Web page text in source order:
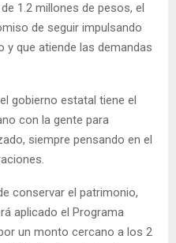
1.2 millones de pesos, el
de seguir impulsando
y que atiende las demandas
gobierno estatal tiene el
con la gente para
siempre pensando en el
conservar el patrimonio,
aplicado el Programa
un monto cercano a los 2